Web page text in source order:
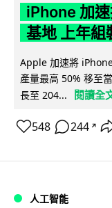
iPhone 加
基地 上年
Apple 加速將
產量最高 50% 移至
長至 204...
閱讀全
548 244 ↗
人工智能